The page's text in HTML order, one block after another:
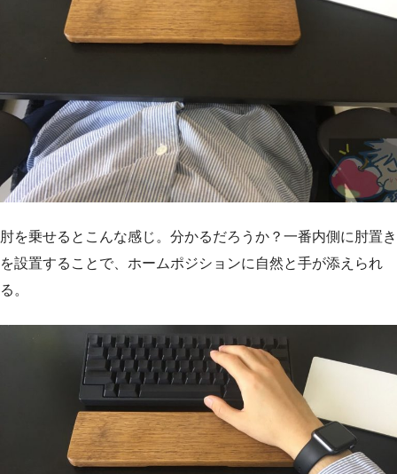
肘を乗せるとこんな感じ。分かるだろうか？一番内側に肘置き
を設置することで、ホームポジションに自然と手が添えられ
る。